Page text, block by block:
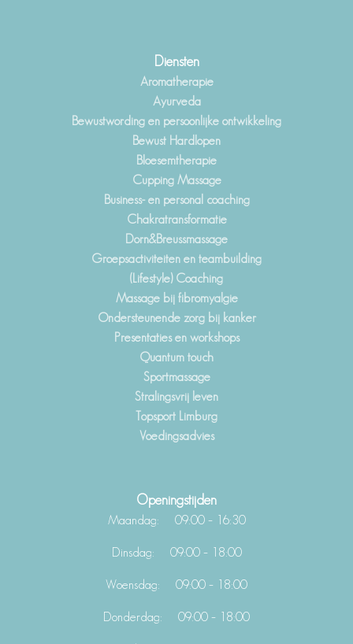
Diensten
Aromatherapie
Ayurveda
Bewustwording en persoonlijke ontwikkeling
Bewust Hardlopen
Bloesemtherapie
Cupping Massage
Business- en personal coaching
Chakratransformatie
Dorn&Breussmassage
Groepsactiviteiten en teambuilding
(Lifestyle) Coaching
Massage bij fibromyalgie
Ondersteunende zorg bij kanker
Presentaties en workshops
Quantum touch
Sportmassage
Stralingsvrij leven
Topsport Limburg
Voedingsadvies
Openingstijden
Maandag: 09:00 – 16:30
Dinsdag: 09:00 – 18:00
Woensdag: 09:00 – 18:00
Donderdag: 09:00 – 18:00